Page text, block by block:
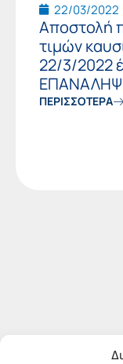
22/03/2022
Αποστολή
τιμών
22/3/2022
ΠΕΡΙΣΣΟΤΕΡΑ